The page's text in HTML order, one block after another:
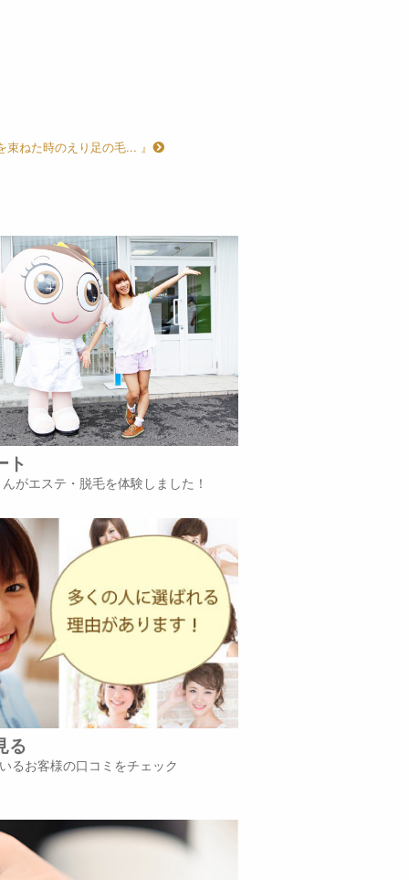
束ねた時のえり足の毛... 』
ト
がエステ・脱毛を体験しました！
る
るお客様の口コミをチェック